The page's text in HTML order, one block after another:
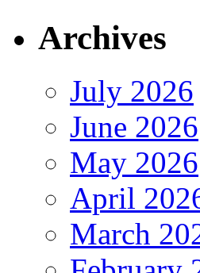
Archives
July 2026
June 2026
May 2026
April
March